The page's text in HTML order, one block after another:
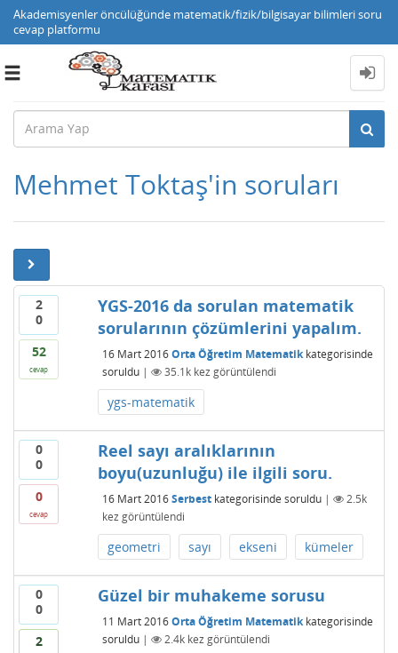
Akademisyenler öncülüğünde matematik/fizik/bilgisayar bilimleri soru
cevap platformu
Toggle
Mehmet Toktaş'in soruları
2
0
52
cevap
YGS-2016 da sorulan matematik
sorularının çözümlerini yapalım.
16 Mart 2016 Orta Öğretim Matematikkategorisinde
soruldu | 35.1kkez görüntülendi
ygs-matematik
0
0
0
cevap
Reel sayı aralıklarının
boyu(uzunluğu) ile ilgili soru.
16 Mart 2016 Serbestkategorisinde soruldu |
2.5k
kez görüntülendi
geometri sayı ekseni kümeler
0
0
2
Güzel bir muhakeme sorusu
11 Mart 2016 Orta Öğretim Matematikkategorisinde
soruldu | 2.4kkez görüntülendi